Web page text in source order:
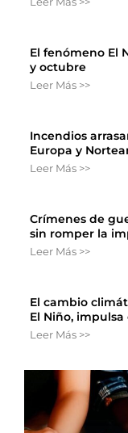
El fenómeno El
y octubre
Leer Más >>
Incendios
Europa y
Leer Más >>
Crímenes de
sin romper la
Leer Más >>
El cambio
El Niño,
Leer Más >>